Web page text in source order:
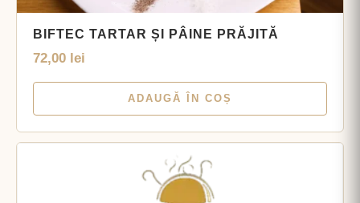
BIFTEC TARTAR ȘI PÂINE PRĂJITĂ
72,00 lei
ADAUGĂ ÎN COȘ